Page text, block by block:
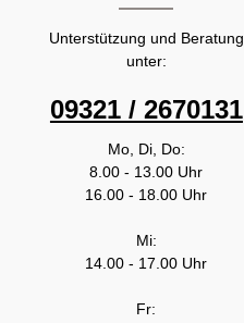
Unterstützung und Beratung
unter:
09321 / 2670131
Mo, Di, Do:
8.00 - 13.00 Uhr
16.00 - 18.00 Uhr
Mi:
14.00 - 17.00 Uhr
Fr: